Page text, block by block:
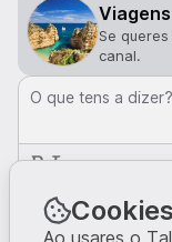
Viagens
Se
canal.
O que tens a dizer?
Comentários · 0
Cookies
Ao usares o